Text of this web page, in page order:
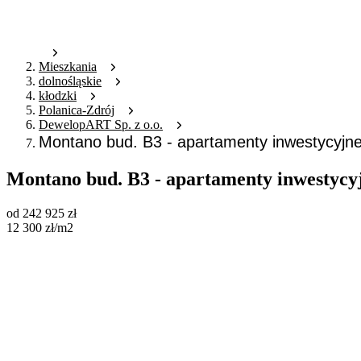
Mieszkania
dolnośląskie
kłodzki
Polanica-Zdrój
DewelopART Sp. z o.o.
Montano bud. B3 - apartamenty
Montano bud. B3 - apartamenty
od 242 925 zł
12 300 zł/m2